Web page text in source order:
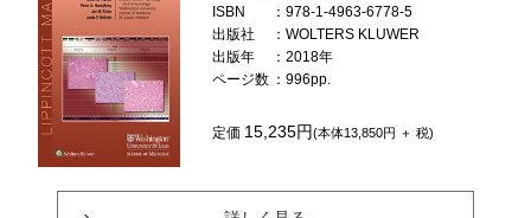
ISBN
：978-1-4963-6778-5
出版社
：WOLTERS KLUWER
出版年
：2018年
ページ数 ：996pp.
定価 15,235円(本体13,850円 ＋ 税)